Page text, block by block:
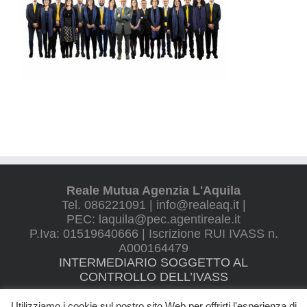
Reale Mutua Agenzia L'Aquila
Tel. 086221091 | info@realeaq.it |
PEC: laquila@pec.agentireale.it
P.Iva: 01519640666 | Iscrizione RUI IVASS n.
A000164479
INTERMEDIARIO SOGGETTO AL
CONTROLLO DELL’IVASS